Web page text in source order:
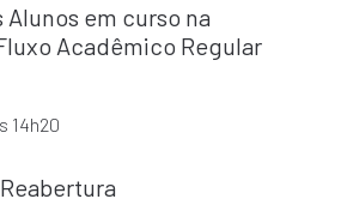
em curso na
Acadêmico Regular
14h20